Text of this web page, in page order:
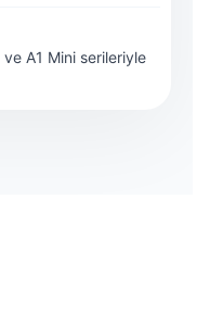
ve A1 Mini serileriyle